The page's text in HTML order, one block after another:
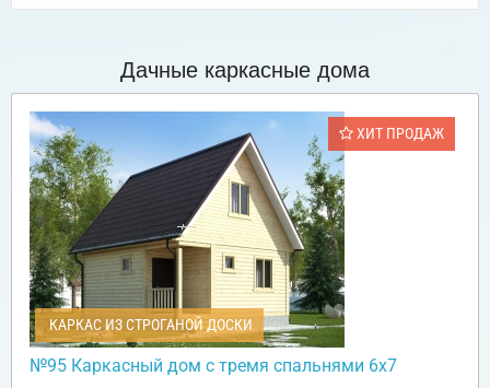
Дачные каркасные дома
ХИТ ПРОДАЖ
КАРКАС ИЗ СТРОГАНОЙ ДОСКИ
№95 Каркасный дом с тремя спальнями 6х7